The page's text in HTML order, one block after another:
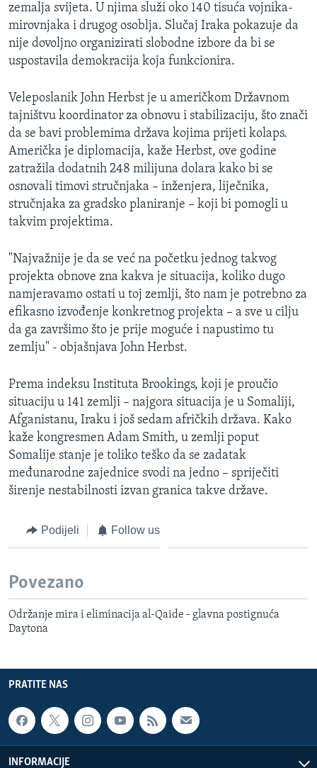
zemalja svijeta. U njima služi oko 140 tisuća vojnika-
mirovnjaka i drugog osoblja. Slučaj Iraka pokazuje da
nije dovoljno organizirati slobodne izbore da bi se
uspostavila demokracija koja funkcionira.
Veleposlanik John Herbst je u američkom Državnom
tajništvu koordinator za obnovu i stabilizaciju, što znači
da se bavi problemima država kojima prijeti kolaps.
Američka je diplomacija, kaže Herbst, ove godine
zatražila dodatnih 248 milijuna dolara kako bi se
osnovali timovi stručnjaka – inženjera, liječnika,
stručnjaka za gradsko planiranje – koji bi pomogli u
takvim projektima.
"Najvažnije je da se već na početku jednog takvog
projekta obnove zna kakva je situacija, koliko dugo
namjeravamo ostati u toj zemlji, što nam je potrebno za
efikasno izvođenje konkretnog projekta – a sve u cilju
da ga završimo što je prije moguće i napustimo tu
zemlju" - objašnjava John Herbst.
Prema indeksu Instituta Brookings, koji je proučio
situaciju u 141 zemlji – najgora situacija je u Somaliji,
Afganistanu, Iraku i još sedam afričkih država. Kako
kaže kongresmen Adam Smith, u zemlji poput
Somalije stanje je toliko teško da se zadatak
međunarodne zajednice svodi na jedno – spriječiti
širenje nestabilnosti izvan granica takve države.
Podijeli Follow us
Povezano
Održanje mira i eliminacija al-Qaide - glavna postignuća
Daytona
PRATITE NAS
INFORMACIJE